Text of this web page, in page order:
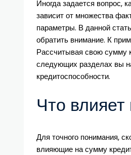
Иногда задается вопрос,
зависит от множества
параметры. В данной
обратить внимание. К
Рассчитывая свою сумму
следующих разделах вы
кредитоспособности.
Что
Для точного понимания,
влияющие на сумму